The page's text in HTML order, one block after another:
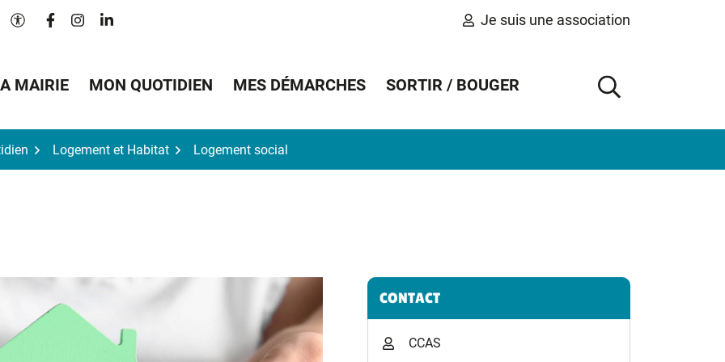
Paramètres d'accessibilité
Lien vers le compte Facebook
Lien vers le compte Instagram
Lien vers le compte Linkedin Je suis une association
MAIRIE MON QUOTIDIEN MES DÉMARCHES SORTIR / BOUGER
AFFICHER
Logement et Habitat Logement social
Informations complémentaires
CONTACT
CCAS